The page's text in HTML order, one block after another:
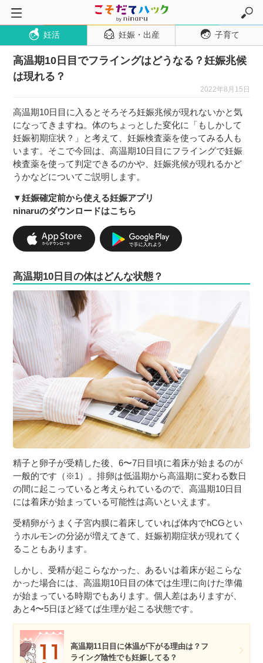
トップページ
妊活
妊娠・出産
妊娠初期
妊娠中期
妊娠後期
出産
子育て・育児
１歳児
３〜６歳児
７〜１２歳児
妊活 妊娠・出産 子育て
高温期10日目でフライングはどうなる？妊娠兆候
は現れる？
2022年8月15日
高温期10日目に入るとそろそろ妊娠兆候が現れないかと気
になってきますね。体のちょっとした変化に「もしかして
妊娠初期症状？」と考えて、妊娠検査薬を使ってみる人も
います。そこで今回は、高温期10日目にフライングで妊娠
検査薬を使って判定できるのかや、妊娠兆候が現れるかど
うかなどについてご説明します。
▼妊娠確定前から使える妊娠アプリ
ninaruのダウンロードはこちら
高温期10日目の体はどんな状態？
精子と卵子が受精した後、6〜7日目頃に着床が始まるのが
一般的です（※1）。排卵は低温期から高温期に変わる数日
の間に起こっていると考えられているので、高温期10日目
には着床が始まっている可能性は高いといえます。
受精卵がうまく子宮内膜に着床していれば体内でhCGとい
うホルモンの分泌が増えてきて、妊娠初期症状が現れてく
ることもあります。
しかし、受精が起こらなかった、あるいは着床が起こらな
かった場合には、高温期10日目の体では生理に向けた準備
が始まっている時期でもあります。個人差はありますが、
あと4〜5日ほど経てば生理が起こる状態です。
高温期11日目に体温が下がる理由は？フ
ライング陰性でも妊娠してる？